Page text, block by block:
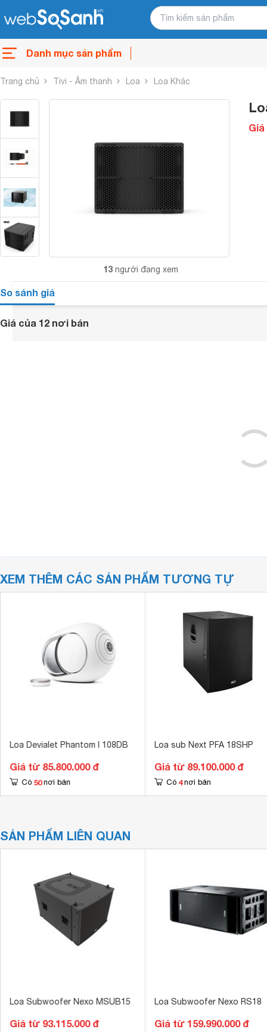
Danh mục sản phẩm
Trang chủ Tivi - Âm thanh Loa Loa Khác
13 người đang xem
Giá
So sánh giá
Giá của 12 nơi bán
XEM THÊM CÁC SẢN PHẨM TƯƠNG TỰ
Loa Devialet Phantom I 108DB
Giá từ 85.800.000 đ
Có 50 nơi bán
Loa sub Next PFA 18SHP
Giá từ 89.100.000 đ
Có 4 nơi bán
SẢN PHẨM LIÊN QUAN
Loa Subwoofer Nexo MSUB15
Giá từ 93.115.000 đ
Loa Subwoofer Nexo RS18
Giá từ 159.990.000 đ